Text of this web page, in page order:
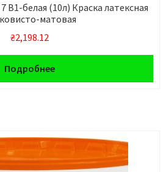
белая (10л) Краска латексная
матовая
₴2,198.12
Подробнее